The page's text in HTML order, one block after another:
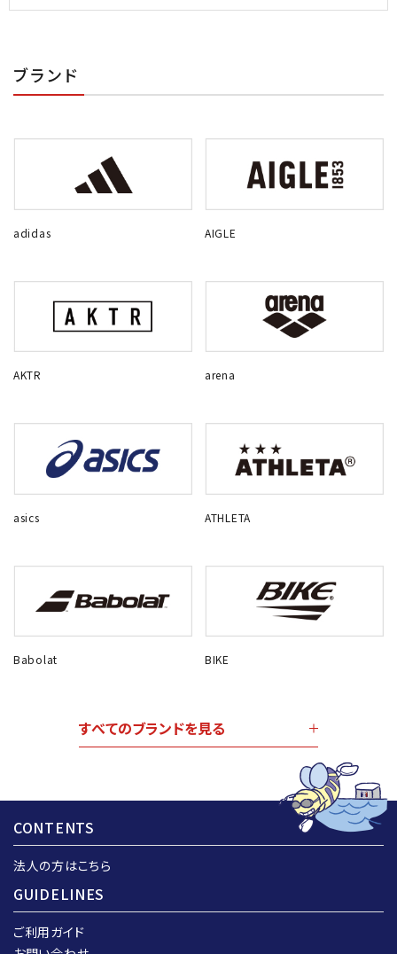
ブランド
adidas AIGLE
AKTR arena
asics ATHLETA
Babolat BIKE
すべてのブランドを見る
CONTENTS
法人の方はこちら
GUIDELINES
ご利用ガイド